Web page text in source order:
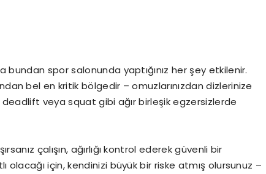
bundan spor salonunda yaptığınız her şey etkilenir.
bel en kritik bölgedir – omuzlarınızdan dizlerinize
deadlift veya squat gibi ağır birleşik egzersizlerde
çalışın, ağırlığı kontrol ederek güvenli bir
olacağı için, kendinizi büyük bir riske atmış olursunuz –